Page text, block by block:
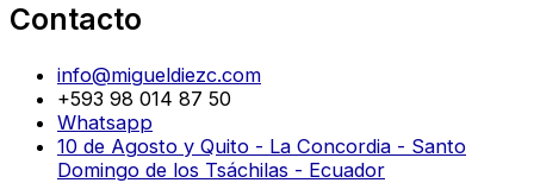
Contacto
info@migueldiezc.com
+593 98 014 87 50
Whatsapp
10 de Agosto y Quito - La Concordia - Santo
Domingo de los Tsáchilas - Ecuador